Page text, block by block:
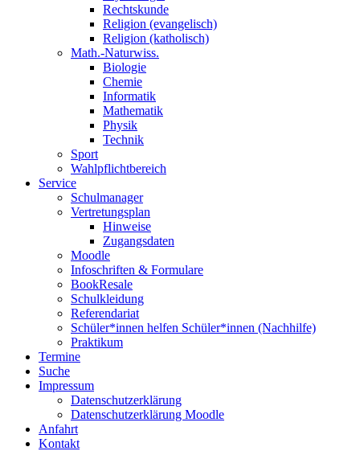
Rechtskunde
Religion (evangelisch)
Religion (katholisch)
Math.-Naturwiss.
Biologie
Chemie
Informatik
Mathematik
Physik
Technik
Sport
Wahlpflichtbereich
Service
Schulmanager
Vertretungsplan
Hinweise
Zugangsdaten
Moodle
Infoschriften & Formulare
BookResale
Schulkleidung
Referendariat
Schüler*innen helfen Schüler*innen (Nachhilfe)
Praktikum
Termine
Suche
Impressum
Datenschutzerklärung
Datenschutzerklärung Moodle
Anfahrt
Kontakt